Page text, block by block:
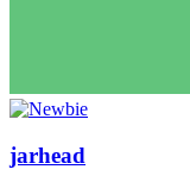
jarhead